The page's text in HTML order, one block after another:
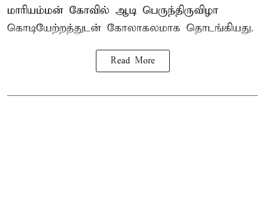
மாரியம்மன் கோவில் ஆடி பெருந்திருவிழா
கொடியேற்றத்துடன் கோலாகலமாக தொடங்கியது.
Read More